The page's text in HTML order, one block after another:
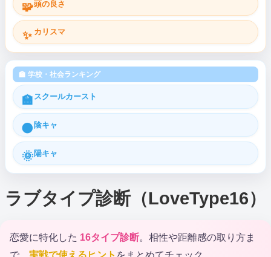
🧩頭の良さ
✨ カリスマ
🏫 学校・社会ランキング
🏫 スクールカースト
🌑 陰キャ
🌞 陽キャ
ラブタイプ診断（LoveType16）
恋愛に特化した 16タイプ診断。相性や距離感の取り方ま